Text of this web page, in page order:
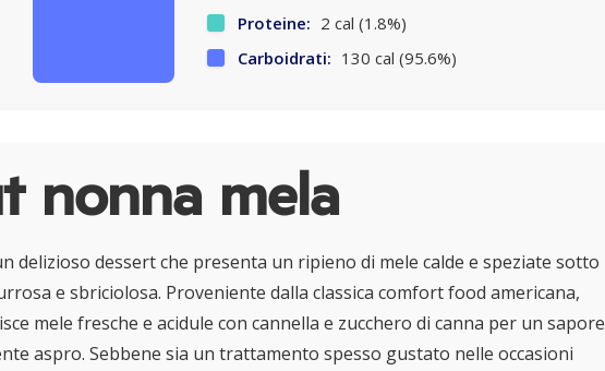
Proteine: 2 cal (1.8%)
Carboidrati: 130 cal (95.6%)
nonna mela
delizioso dessert che presenta un ripieno di mele calde e speziate sotto
e sbriciolosa. Proveniente dalla classica comfort food americana,
mele fresche e acidule con cannella e zucchero di canna per un sapore
aspro. Sebbene sia un trattamento spesso gustato nelle occasioni